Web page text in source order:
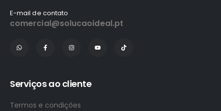
E-mail de contato
comercial@solucaoideal.pt
Serviços ao cliente
Termos e condições